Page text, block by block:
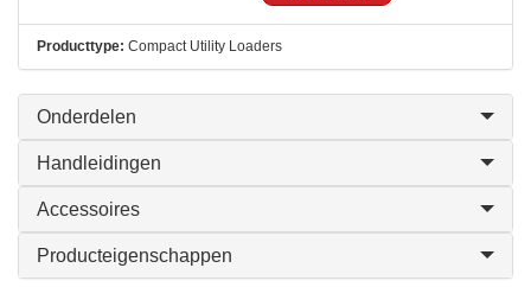
Producttype: Compact Utility Loaders
Onderdelen
Handleidingen
Accessoires
Producteigenschappen